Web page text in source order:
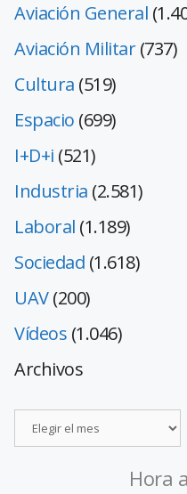
Aviación General
Aviación Militar(737)
Cultura (519)
Espacio (699)
I+D+i (521)
Industria (2.581)
Laboral (1.189)
Sociedad (1.618)
UAV(200)
Vídeos (1.046)
Archivos
Hora